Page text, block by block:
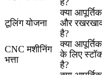
है?
टूलिंग योजना
क्या
और
है?
CNC मशीनिंग
भत्ता
क्या
के लिए
है?